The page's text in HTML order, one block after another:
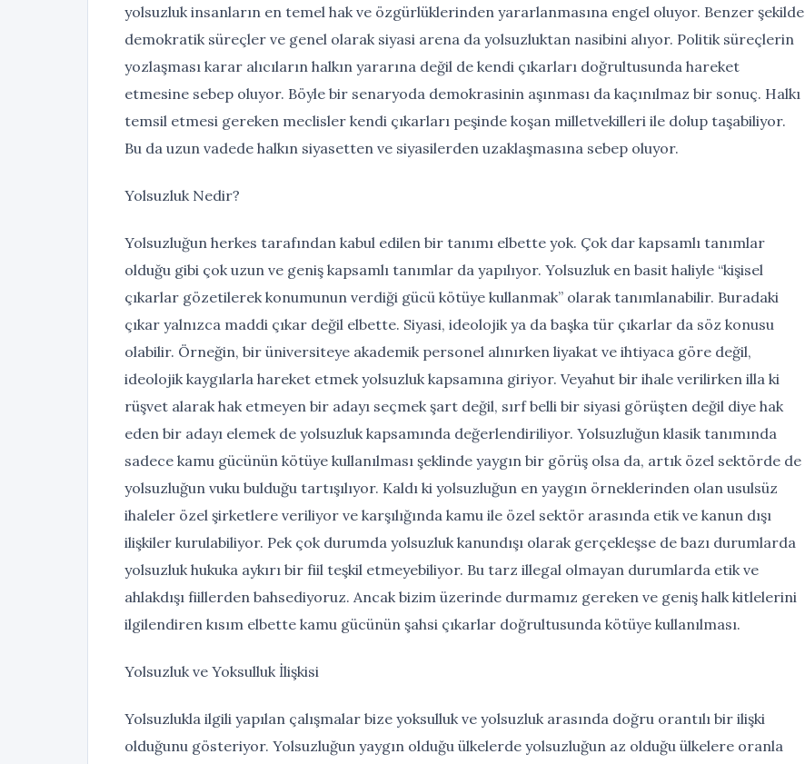
yolsuzluk insanların en temel hak ve özgürlüklerinden yararlanmasına engel oluyor. Benzer şekilde
demokratik süreçler ve genel olarak siyasi arena da yolsuzluktan nasibini alıyor. Politik süreçlerin
yozlaşması karar alıcıların halkın yararına değil de kendi çıkarları doğrultusunda hareket
etmesine sebep oluyor. Böyle bir senaryoda demokrasinin aşınması da kaçınılmaz bir sonuç. Halkı
temsil etmesi gereken meclisler kendi çıkarları peşinde koşan milletvekilleri ile dolup taşabiliyor.
Bu da uzun vadede halkın siyasetten ve siyasilerden uzaklaşmasına sebep oluyor.
Yolsuzluk Nedir?
Yolsuzluğun herkes tarafından kabul edilen bir tanımı elbette yok. Çok dar kapsamlı tanımlar
olduğu gibi çok uzun ve geniş kapsamlı tanımlar da yapılıyor. Yolsuzluk en basit haliyle “kişisel
çıkarlar gözetilerek konumunun verdiği gücü kötüye kullanmak” olarak tanımlanabilir. Buradaki
çıkar yalnızca maddi çıkar değil elbette. Siyasi, ideolojik ya da başka tür çıkarlar da söz konusu
olabilir. Örneğin, bir üniversiteye akademik personel alınırken liyakat ve ihtiyaca göre değil,
ideolojik kaygılarla hareket etmek yolsuzluk kapsamına giriyor. Veyahut bir ihale verilirken illa ki
rüşvet alarak hak etmeyen bir adayı seçmek şart değil, sırf belli bir siyasi görüşten değil diye hak
eden bir adayı elemek de yolsuzluk kapsamında değerlendiriliyor. Yolsuzluğun klasik tanımında
sadece kamu gücünün kötüye kullanılması şeklinde yaygın bir görüş olsa da, artık özel sektörde de
yolsuzluğun vuku bulduğu tartışılıyor. Kaldı ki yolsuzluğun en yaygın örneklerinden olan usulsüz
ihaleler özel şirketlere veriliyor ve karşılığında kamu ile özel sektör arasında etik ve kanun dışı
ilişkiler kurulabiliyor. Pek çok durumda yolsuzluk kanundışı olarak gerçekleşse de bazı durumlarda
yolsuzluk hukuka aykırı bir fiil teşkil etmeyebiliyor. Bu tarz illegal olmayan durumlarda etik ve
ahlakdışı fiillerden bahsediyoruz. Ancak bizim üzerinde durmamız gereken ve geniş halk kitlelerini
ilgilendiren kısım elbette kamu gücünün şahsi çıkarlar doğrultusunda kötüye kullanılması.
Yolsuzluk ve Yoksulluk İlişkisi
Yolsuzlukla ilgili yapılan çalışmalar bize yoksulluk ve yolsuzluk arasında doğru orantılı bir ilişki
olduğunu gösteriyor. Yolsuzluğun yaygın olduğu ülkelerde yolsuzluğun az olduğu ülkelere oranla